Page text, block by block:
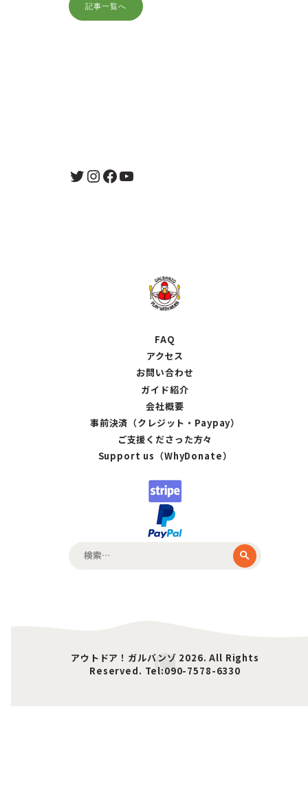
記事一覧へ
Twitter
Instagram
Facebook
YouTube
FAQ
アクセス
お問い合わせ
ガイド紹介
会社概要
事前決済（クレジット・Paypay）
ご支援くださった方々
Support us（WhyDonate）
アウトドア！ガルバンゾ 2026. All Rights
Reserved. Tel:090-7578-6330